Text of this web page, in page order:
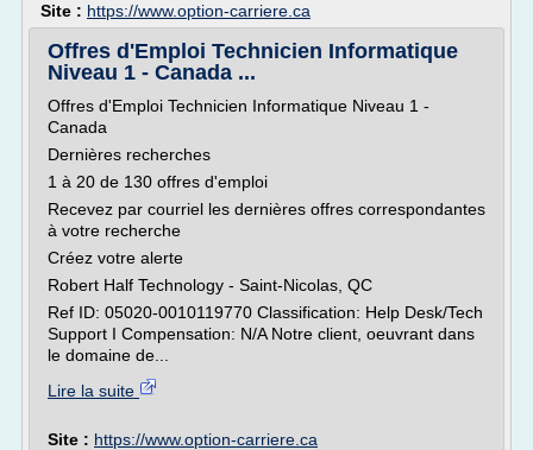
Site : https://www.option-carriere.ca
Offres d'Emploi Technicien Informatique
Niveau 1 - Canada ...
Offres d'Emploi Technicien Informatique Niveau 1 -
Canada
Dernières recherches
1 à 20 de 130 offres d'emploi
Recevez par courriel les dernières offres correspondantes
à votre recherche
Créez votre alerte
Robert Half Technology - Saint-Nicolas, QC
Ref ID: 05020-0010119770 Classification: Help Desk/Tech
Support I Compensation: N/A Notre client, oeuvrant dans
le domaine de...
Lire la suite
Site : https://www.option-carriere.ca